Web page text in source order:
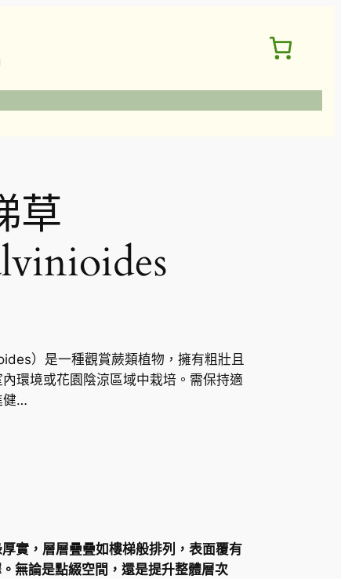
草
）是一種觀賞蕨類植物，擁有粗壯且
環境或花園陰涼區域中栽培。需保持適
健…
實，層層疊疊如樓梯般排列，表面覆有
無論是點綴空間，還是提升整體層次